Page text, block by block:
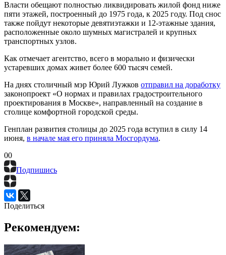
Власти обещают полностью ликвидировать жилой фонд ниже
пяти этажей, построенный до 1975 года, к 2025 году. Под снос
также пойдут некоторые девятиэтажки и 12-этажные здания,
расположенные около шумных магистралей и крупных
транспортных узлов.
Как отмечает агентство, всего в морально и физически
устаревших домах живет более 600 тысяч семей.
На днях столичный мэр Юрий Лужков отправил на доработку
законопроект «О нормах и правилах градостроительного
проектирования в Москве», направленный на создание в
столице комфортной городской среды.
Генплан развития столицы до 2025 года вступил в силу 14
июня, в начале мая его приняла Мосгордума.
00
Подпишись
Поделиться
Рекомендуем: